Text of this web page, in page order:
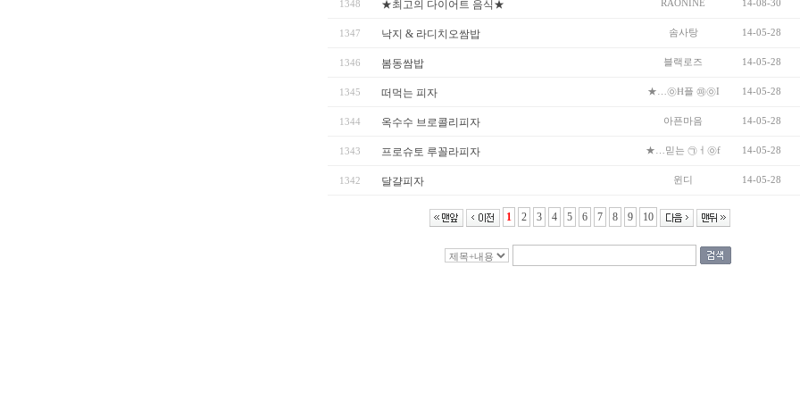
1348 ★최고의 다이어트 음식★ RAONINE 14-08-30
1347 낙지 & 라디치오쌈밥 솜사탕 14-05-28
1346 봄동쌈밥 블랙로즈 14-05-28
1345 떠먹는 피자 ★…㉧Ħ플 ㉺㉧I 14-05-28
1344 옥수수 브로콜리피자 아픈마음 14-05-28
1343 프로슈토 루꼴라피자 ★…믿는 ㉠ㅓ㉧f 14-05-28
1342 달걀피자 윈디 14-05-28
1 2 3 4 5 6 7 8 9 10